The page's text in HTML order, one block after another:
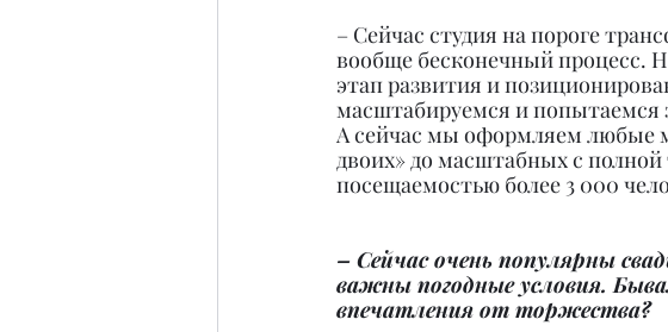
– Сейчас студия на пороге
вообще бесконечный процесс.
этап развития и
масштабируемся и попытаемся
А сейчас мы оформляем любые
двоих» до масштабных с
посещаемостью более 3 000
– Сейчас очень популярны
важны погодные условия.
впечатления от торжества?